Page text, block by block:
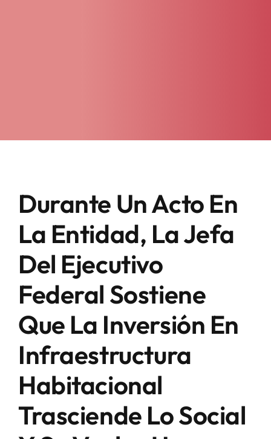
Durante Un Acto En
La Entidad, La Jefa
Del Ejecutivo
Federal Sostiene
Que La Inversión En
Infraestructura
Habitacional
Trasciende Lo Social